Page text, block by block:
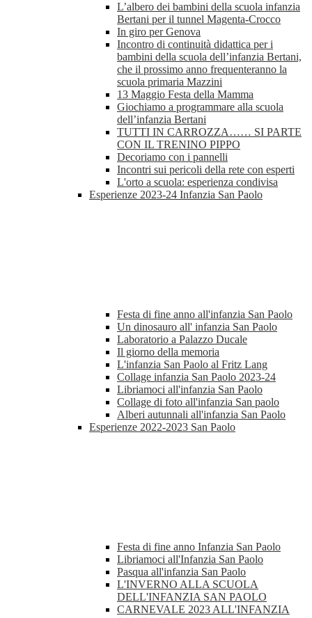
L’albero dei bambini della scuola infanzia
Bertani per il tunnel Magenta-Crocco
In giro per Genova
Incontro di continuità didattica per i
bambini della scuola dell’infanzia Bertani,
che il prossimo anno frequenteranno la
scuola primaria Mazzini
13 Maggio Festa della Mamma
Giochiamo a programmare alla scuola
dell’infanzia Bertani
TUTTI IN CARROZZA…… SI PARTE
CON IL TRENINO PIPPO
Decoriamo con i pannelli
Incontri sui pericoli della rete con esperti
L'orto a scuola: esperienza condivisa
Esperienze 2023-24 Infanzia San Paolo
Festa di fine anno all'infanzia San Paolo
Un dinosauro all' infanzia San Paolo
Laboratorio a Palazzo Ducale
Il giorno della memoria
L'infanzia San Paolo al Fritz Lang
Collage infanzia San Paolo 2023-24
Libriamoci all'infanzia San Paolo
Collage di foto all'infanzia San paolo
Alberi autunnali all'infanzia San Paolo
Esperienze 2022-2023 San Paolo
Festa di fine anno Infanzia San Paolo
Libriamoci all'Infanzia San Paolo
Pasqua all'infanzia San Paolo
L'INVERNO ALLA SCUOLA
DELL'INFANZIA SAN PAOLO
CARNEVALE 2023 ALL'INFANZIA